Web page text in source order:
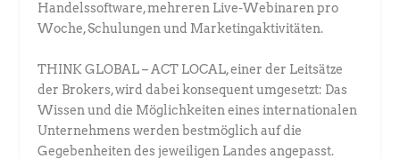
Handelssoftware, mehreren Live-Webinaren pro
Woche, Schulungen und Marketingaktivitäten.
THINK GLOBAL – ACT LOCAL, einer der Leitsätze
der Brokers, wird dabei konsequent umgesetzt: Das
Wissen und die Möglichkeiten eines internationalen
Unternehmens werden bestmöglich auf die
Gegebenheiten des jeweiligen Landes angepasst.